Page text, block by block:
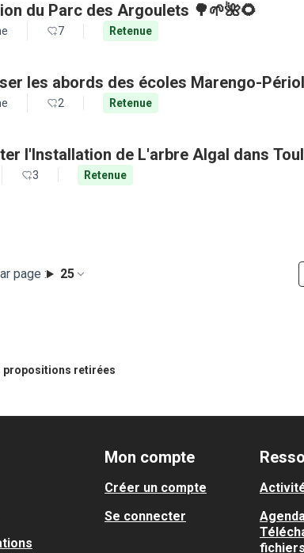
du Parc des Argoulets 🌳🌱🌺🌻
7 Retenue
les abords des écoles Marengo-
2 Retenue
l'Installation de L'arbre Algal dans
3 Retenue
page : 25
propositions retirées
Mon compte
Créer un compte
Se connecter